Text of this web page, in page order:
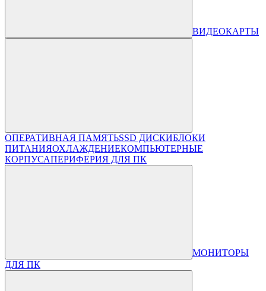
ВИДЕОКАРТЫ
ОПЕРАТИВНАЯ ПАМЯТЬSSD ДИСКИБЛОКИ
ПИТАНИЯОХЛАЖДЕНИЕКОМПЬЮТЕРНЫЕ
КОРПУСАПЕРИФЕРИЯ ДЛЯ ПК
МОНИТОРЫ
ДЛЯ ПК